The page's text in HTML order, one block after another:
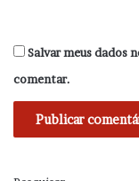
Salvar meus dados
comentar.